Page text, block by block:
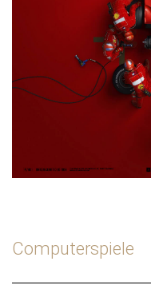
Computerspiele